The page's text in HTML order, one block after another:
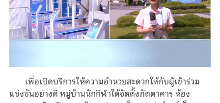
เพื่อเปิดบริการให้ความอำนวยสะดวกให้กับผู้เข้าร่วม
แข่งขันอย่างดี หมู่บ้านนักกีฬาได้จัดตั้งภัตตาคาร ห้อง